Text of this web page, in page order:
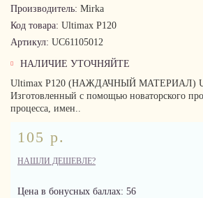
Производитель: Mirka
Код товара: Ultimax P120
Артикул: UC61105012
НАЛИЧИЕ УТОЧНЯЙТЕ
Ultimax P120 (НАЖДАЧНЫЙ МАТЕРИАЛ)
Изготовленный с помощью новаторского
процесса, имен..
105 р.
НАШЛИ ДЕШЕВЛЕ?
Цена в бонусных баллах: 56